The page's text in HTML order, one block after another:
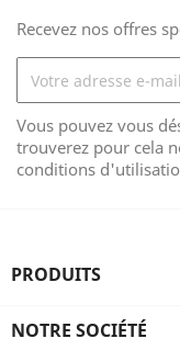
Recevez nos offres
Vous pouvez vous
trouverez pour cela
conditions
PRODUITS
NOTRE SOCIÉTÉ